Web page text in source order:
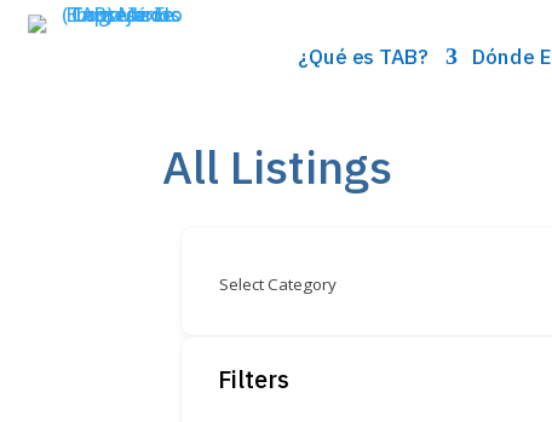
¿Qué es TAB? Dónde
All Listings
Filters